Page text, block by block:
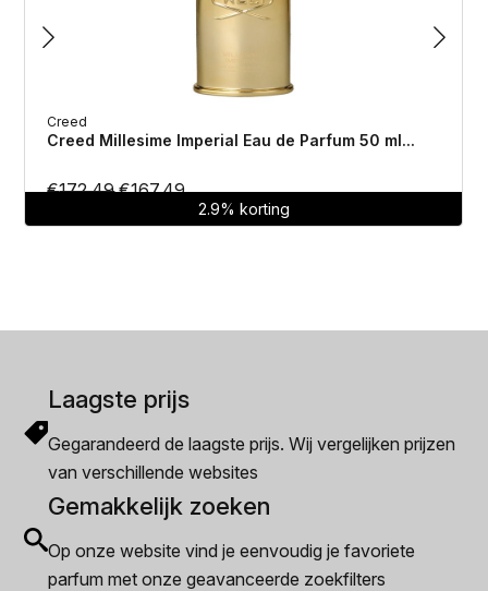
Creed
Creed Millesime Imperial Eau de Parfum 50 ml...
€172.49Oorspronkelijke
€167.49Huidige
prijs
2.9% korting
Laagste prijs
Gegarandeerd de laagste prijs. Wij vergelijken prijzen
van verschillende websites
Gemakkelijk zoeken
Op onze website vind je eenvoudig je favoriete
parfum met onze geavanceerde zoekfilters